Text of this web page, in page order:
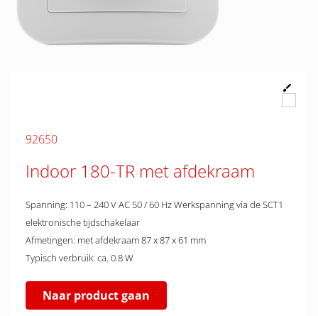
92650
Indoor 180-TR met afdekraam
Spanning: 110 – 240 V AC 50 / 60 Hz Werkspanning via de SCT1
elektronische tijdschakelaar
Afmetingen: met afdekraam 87 x 87 x 61 mm
Typisch verbruik: ca. 0.8 W
Naar product gaan